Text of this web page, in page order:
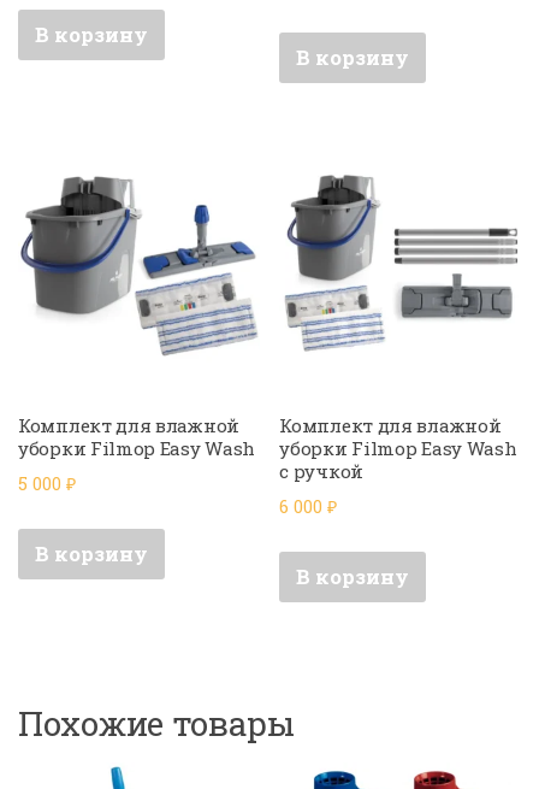
В корзину
В корзину
Комплект для влажной
уборки Filmop Easy Wash
5 000 ₽
В корзину
Комплект для влажной
уборки Filmop Easy Wash
с ручкой
6 000₽
В корзину
Похожие товары